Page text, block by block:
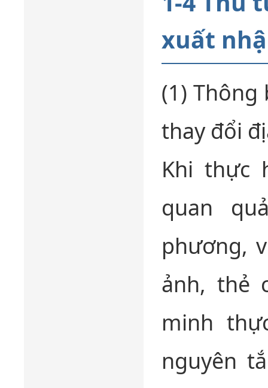
xuất
(1)
thay đổi
Khi thực
quan
phương,
ảnh, thẻ
minh
nguyên